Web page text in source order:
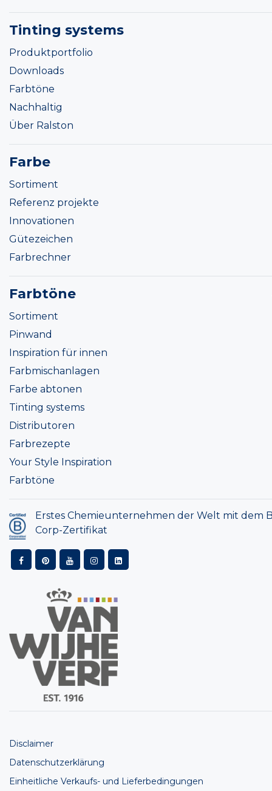
Tinting systems
Produktportfolio
Downloads
Farbtöne
Nachhaltig
Über Ralston
Farbe
Sortiment
Referenz projekte
Innovationen
Gütezeichen
Farbrechner
Farbtöne
Sortiment
Pinwand
Inspiration für innen
Farbmischanlagen
Farbe abtonen
Tinting systems
Distributoren
Farbrezepte
Your Style Inspiration
Farbtöne
Erstes Chemieunternehmen der Welt mit dem
Corp-Zertifikat
Disclaimer
Datenschutzerklärung
Einheitliche Verkaufs- und Lieferbedingungen